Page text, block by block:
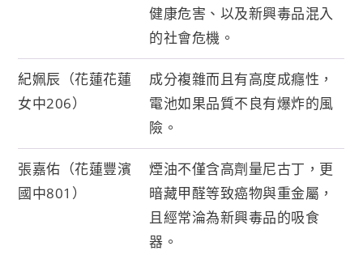
健康危害、以及新興毒品混入
的社會危機。
紀姵辰（花蓮花蓮
女中206）
成分複雜而且有高度成癮性，
電池如果品質不良有爆炸的風
險。
張嘉佑（花蓮豐濱
國中801）
煙油不僅含高劑量尼古丁，更
暗藏甲醛等致癌物與重金屬，
且經常淪為新興毒品的吸食
器。